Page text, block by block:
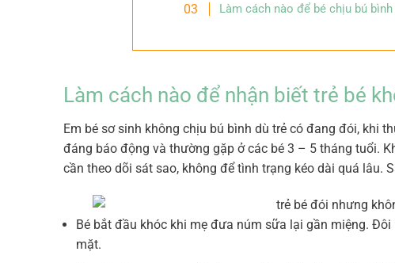
Làm cách nào để bé chịu bú
Làm cách nào để nhận biết trẻ bé
Em bé sơ sinh không chịu bú bình dù trẻ có đang đói, khi
đáng báo động và thường gặp ở các bé 3 – 5 tháng tuổi.
cần theo dõi sát sao, không để tình trạng kéo dài quá lâu.
Bé bắt đầu khóc khi mẹ đưa núm sữa lại gần miệng.
mặt.